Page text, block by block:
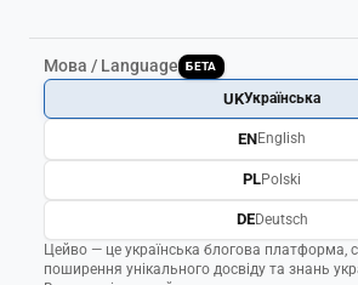
Мова / Language БЕТА
Цейво — це українська блогова платформа,
поширення унікального досвіду та знань
UKУкраїнська
ENEnglish
PLPolski
DEDeutsch